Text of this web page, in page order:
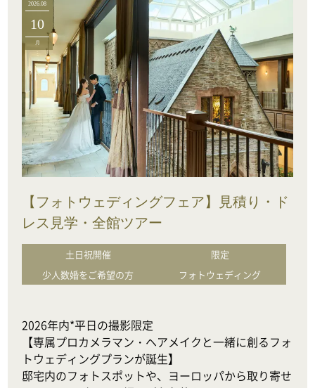
2026.08
10
月
【フォトウェディングフェア】見積り・ド
レス見学・全館ツアー
土日祝開催
限定
少人数婚をご希望の方
フォトウェディング
2026年内*平日の撮影限定
【専属プロカメラマン・ヘアメイクと一緒に創るフォ
トウェディングプランが誕生】
邸宅内のフォトスポットや、ヨーロッパから取り寄せ